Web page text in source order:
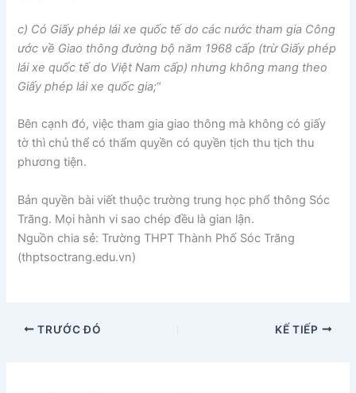
c) Có Giấy phép lái xe quốc tế do các nước tham gia Công
ước về Giao thông đường bộ năm 1968 cấp (trừ Giấy phép
lái xe quốc tế do Việt Nam cấp) nhưng không mang theo
Giấy phép lái xe quốc gia;“
Bên cạnh đó, việc tham gia giao thông mà không có giấy
tờ thì chủ thể có thẩm quyền có quyền tịch thu tịch thu
phương tiện.
Bản quyền bài viết thuộc trường trung học phổ thông Sóc
Trăng. Mọi hành vi sao chép đều là gian lận.
Nguồn chia sẻ: Trường THPT Thành Phố Sóc Trăng
(thptsoctrang.edu.vn)
TRƯỚC ĐÓ KẾ TIẾP